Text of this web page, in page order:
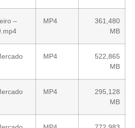
–
MP4
361,480
MB
MP4
522,865
MB
MP4
295,128
MB